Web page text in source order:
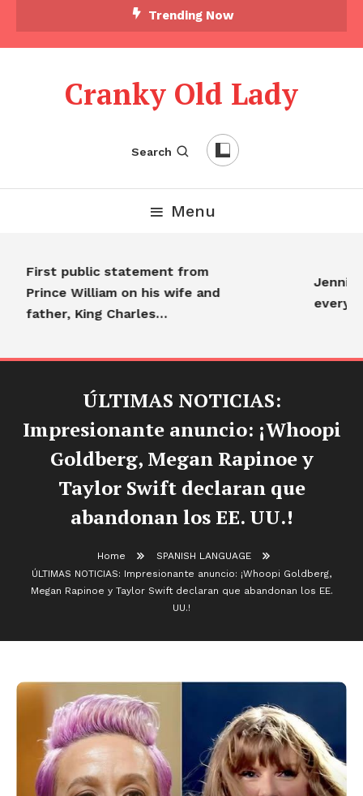
Trending Now
Cranky Old Lady
Search
Menu
First public statement from
Prince William on his wife and
father, King Charles…
ÚLTIMAS NOTICIAS:
Impresionante anuncio: ¡Whoopi
Goldberg, Megan Rapinoe y
Taylor Swift declaran que
abandonan los EE. UU.!
Home
SPANISH LANGUAGE
ÚLTIMAS NOTICIAS: Impresionante anuncio: ¡Whoopi Goldberg,
Megan Rapinoe y Taylor Swift declaran que abandonan los EE.
UU.!